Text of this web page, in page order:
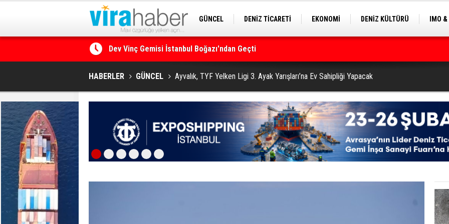
GÜNCEL DENİZ TİCARETİ EKONOMİ DENİZ KÜLTÜRÜ
IMO
Dev Vinç Gemisi İstanbul Boğazı'ndan Geçti
Ege Denizi’nin En Büyük Mercan Ormanı
HABERLER GÜNCEL Ayvalık, TYF Yelken Ligi 3. Ayak Yarışları’na Ev Sahipliği Yapacak